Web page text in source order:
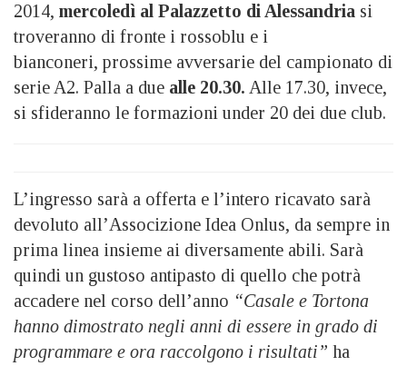
2014, mercoledì al Palazzetto di Alessandria si
troveranno di fronte i rossoblu e i
bianconeri, prossime avversarie del campionato di
serie A2. Palla a due alle 20.30. Alle 17.30, invece,
si sfideranno le formazioni under 20 dei due club.
L’ingresso sarà a offerta e l’intero ricavato sarà
devoluto all’Associzione Idea Onlus, da sempre in
prima linea insieme ai diversamente abili. Sarà
quindi un gustoso antipasto di quello che potrà
accadere nel corso dell’anno “Casale e Tortona
hanno dimostrato negli anni di essere in grado di
programmare e ora raccolgono i risultati” ha